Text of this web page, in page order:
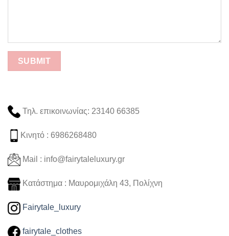
Τηλ. επικοινωνίας: 23140 66385
Κινητό : 6986268480
Mail : info@fairytaleluxury.gr
Κατάστημα : Μαυρομιχάλη 43, Πολίχνη
Fairytale_luxury
fairytale_clothes